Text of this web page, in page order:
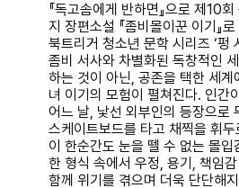
『독고솜에게 반하면 』으로 제10회
지 장편소설 『좀비몰이꾼 이기 』로
북트리거 청소년 문학 시리즈‘펑
좀비 서사와 차별화된 독창적인
하는 것이 아닌,공존을 택한 세
녀 이기의 모험이 펼쳐진다. 인간
어느 날, 낯선 외부인의 등장으로
스케이트보드를 타고 채찍을 휘두
이 한순간도 눈을 뗄 수 없는 몰입
한 형식 속에서 우정,용기 ,책임
함께 위기를 겪으며 더욱 단단해